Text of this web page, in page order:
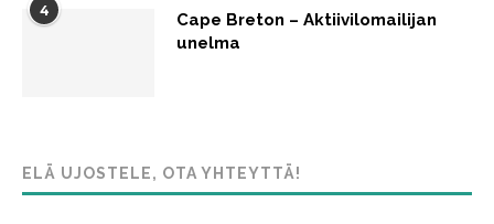
4
Cape Breton – Aktiivilomailijan
unelma
ELÄ UJOSTELE, OTA YHTEYTTÄ!